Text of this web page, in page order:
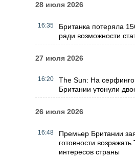
28 июля 2026
16:35
Британка потеряла
ради возможности
27 июля 2026
16:20
The Sun: На
Британии утонули
26 июля 2026
16:48
Премьер Британии
готовности
интересов страны